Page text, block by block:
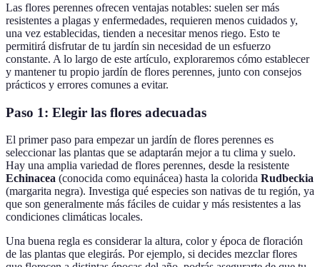
Las flores perennes ofrecen ventajas notables: suelen ser más
resistentes a plagas y enfermedades, requieren menos cuidados y,
una vez establecidas, tienden a necesitar menos riego. Esto te
permitirá disfrutar de tu jardín sin necesidad de un esfuerzo
constante. A lo largo de este artículo, exploraremos cómo establecer
y mantener tu propio jardín de flores perennes, junto con consejos
prácticos y errores comunes a evitar.
Paso 1: Elegir las flores adecuadas
El primer paso para empezar un jardín de flores perennes es
seleccionar las plantas que se adaptarán mejor a tu clima y suelo.
Hay una amplia variedad de flores perennes, desde la resistente
Echinacea (conocida como equinácea) hasta la colorida Rudbeckia
(margarita negra). Investiga qué especies son nativas de tu región, ya
que son generalmente más fáciles de cuidar y más resistentes a las
condiciones climáticas locales.
Una buena regla es considerar la altura, color y época de floración
de las plantas que elegirás. Por ejemplo, si decides mezclar flores